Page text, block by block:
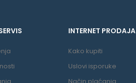
INTERNET PRODAJA
Kako kupiti
Uslovi isporuke